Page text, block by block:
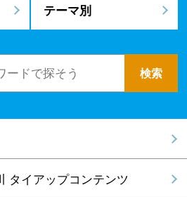
テーマ別
タイアップコンテンツ